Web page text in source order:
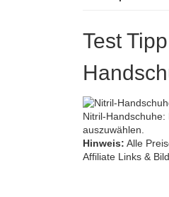
Test
Nitril-
auszuwählen.
Hinweis: Alle
Affiliate Links &